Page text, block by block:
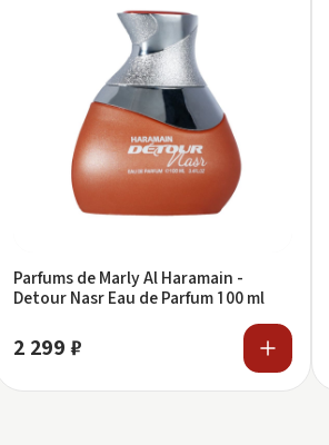
Parfums de Marly Al Haramain -
Detour Nasr Eau de Parfum 100 ml
2 299 ₽